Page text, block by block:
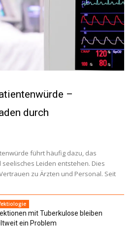
–
durch
führt häufig dazu, das
Leiden entstehen. Dies
zu Ärzten und Personal. Seit
mit Tuberkulose bleiben
ein Problem